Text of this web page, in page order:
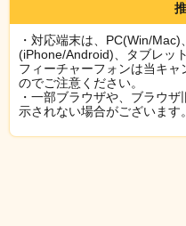
・対応端末は、PC(Win/
(iPhone/Android)、タブレッ
フィーチャーフォンは当キ
のでご注意ください。
・一部ブラウザや、ブラウ
示されない場合がございます。